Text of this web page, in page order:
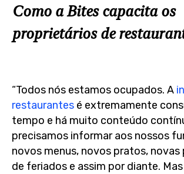
Como a Bites capacita os
proprietários de
“Todos nós estamos ocupados. A
restaurantes é extremamente
tempo e há muito conteúdo
precisamos informar aos nossos
novos menus, novos pratos,
de feriados e assim por diante. Mas